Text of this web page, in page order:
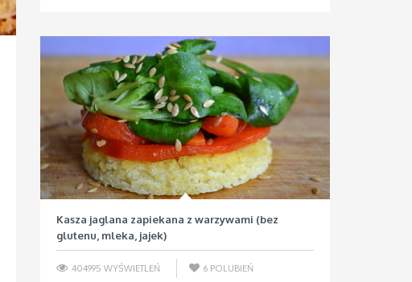
Kasza jaglana zapiekana z warzywami (bez
glutenu, mleka, jajek)
404995 WYŚWIETLEŃ 6 POLUBIEŃ